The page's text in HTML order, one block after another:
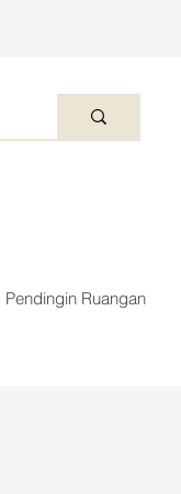
Pendingin Ruangan